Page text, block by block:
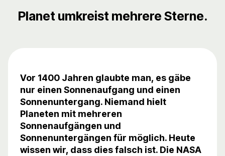
Planet umkreist mehrere Sterne.
Vor 1400 Jahren glaubte man, es gäbe
nur einen Sonnenaufgang und einen
Sonnenuntergang. Niemand hielt
Planeten mit mehreren
Sonnenaufgängen und
Sonnenuntergängen für möglich. Heute
wissen wir, dass dies falsch ist. Die NASA